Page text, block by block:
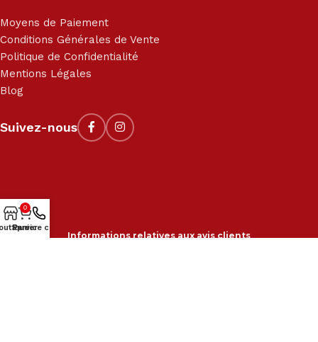
Moyens de Paiement
Conditions Générales de Vente
Politique de Confidentialité
Mentions Légales
Blog
Suivez-nous
Informations relatives aux avis clients
0
Panier
Service client